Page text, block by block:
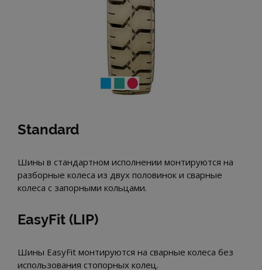
Standard
Шины в стандартном исполнении монтируются на
разборные колеса из двух половинок и сварные
колеса с запорными кольцами.
EasyFit (LIP)
Шины EasyFit монтируются на сварные колеса без
использования стопорных колец.